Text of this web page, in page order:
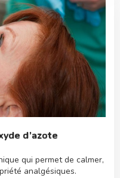
d’azote
qui permet de calmer,
analgésiques.